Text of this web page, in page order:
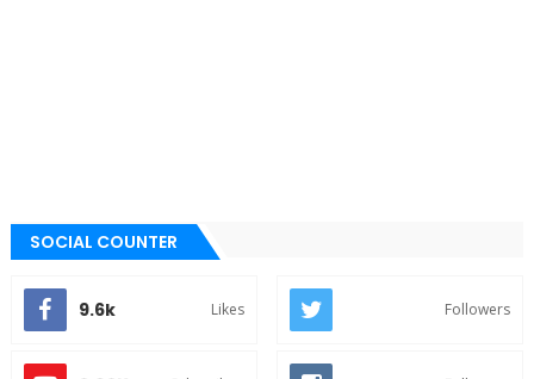
SOCIAL COUNTER
9.6k Likes Followers